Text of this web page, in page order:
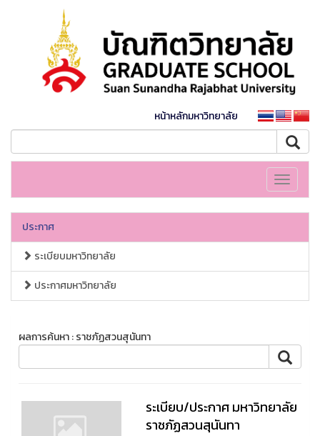
หน้าหลักมหาวิทยาลัย
Toggle
ประกาศ
ระเบียบมหาวิทยาลัย
ประกาศมหาวิทยาลัย
ผลการค้นหา : ราชภัฏสวนสุนันทา
ระเบียบ/ประกาศ มหาวิทยาลัย
ราชภัฏสวนสุนันทา